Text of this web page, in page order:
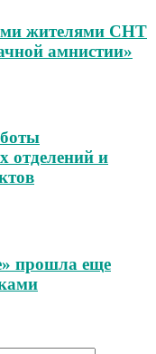
жителями СНТ
амнистии»
отделений и
прошла еще